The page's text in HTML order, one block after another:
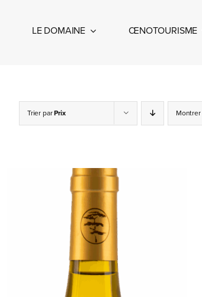
LE DOMAINE ŒNOTOURISME
Trier parPrix Montrer